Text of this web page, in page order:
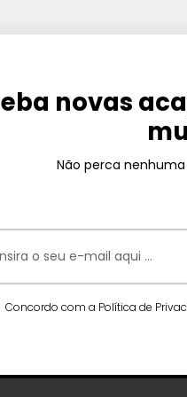
novas
Não perca
Concordo com a Política de